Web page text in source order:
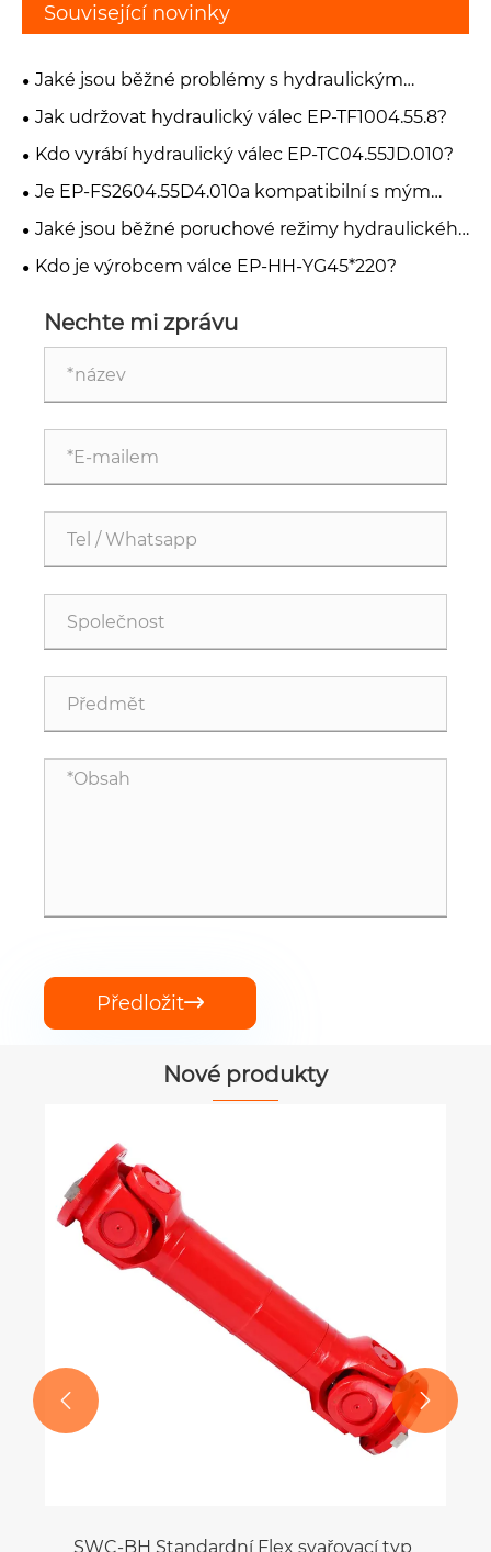
Související novinky
Jaké jsou běžné problémy s hydraulickým
zvedacím válcem EP-FT800.55A.012?
Jak udržovat hydraulický válec EP-TF1004.55.8?
Kdo vyrábí hydraulický válec EP-TC04.55JD.010?
Je EP-FS2604.55D4.010a kompatibilní s mým
vysokozdvižným vozíkem?
Jaké jsou běžné poruchové režimy hydraulického
válce EP-HH-YG45*220-V90?
Kdo je výrobcem válce EP-HH-YG45*220?
Nechte mi zprávu
Předložit
Nové produkty
Mosazné čelní ozubené kolo
Ukázat více >>
 